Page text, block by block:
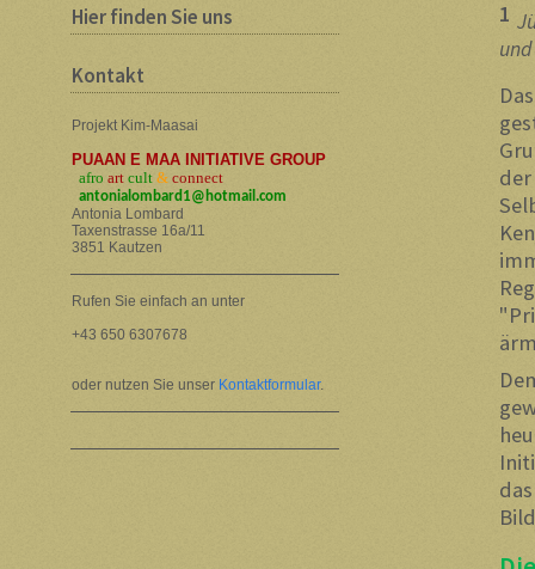
Hier finden Sie uns
Kontakt
Projekt Kim-Maasai
PUAAN E MAA INITIATIVE GROUP
afro art cult & connect
antonialombard1@hotmail.com
Antonia Lombard
Taxenstrasse 16a/11
3851 Kautzen
Rufen Sie einfach an unter
+43 650 6307678
oder nutzen Sie unser Kontaktformular.
1